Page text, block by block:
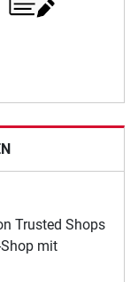
Trusted Shops
mit